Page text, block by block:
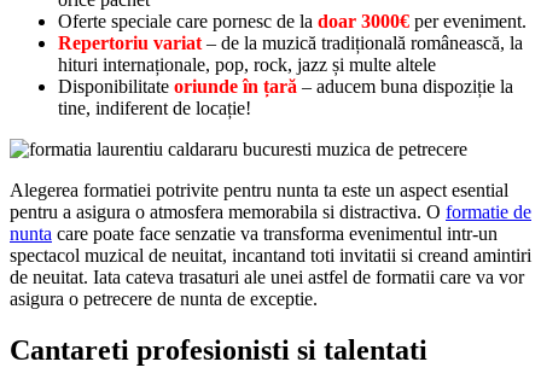
Oferte speciale care pornesc de la doar 3000€ per eveniment.
Repertoriu variat– de la muzică tradițională românească, la
hituri internaționale, pop, rock, jazz și multe altele
Disponibilitate oriunde în țară – aducem buna dispoziție la
tine, indiferent de locație!
Alegerea formatiei potrivite pentru nunta ta este un aspect esential
pentru a asigura o atmosfera memorabila si distractiva. O formatie de
nunta care poate face senzatie va transforma evenimentul intr-un
spectacol muzical de neuitat, incantand toti invitatii si creand amintiri
de neuitat. Iata cateva trasaturi ale unei astfel de formatii care va vor
asigura o petrecere de nunta de exceptie.
Cantareti profesionisti si talentati